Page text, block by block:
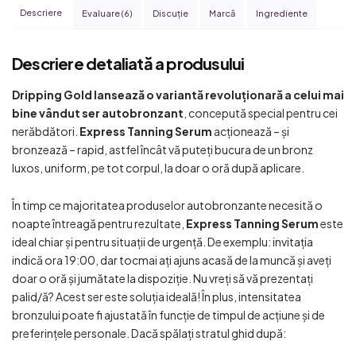
Descriere Evaluare (6) Discuţie Marcă Ingrediente
Descriere detaliată a produsului
Dripping Gold lansează o variantă revoluționară a celui mai
bine vândut ser autobronzant , concepută special pentru cei
nerăbdători. Express Tanning Serum acționează – și
bronzează – rapid, astfel încât vă puteți bucura de un bronz
luxos, uniform, pe tot corpul, la doar o oră după aplicare.
În timp ce majoritatea produselor autobronzante necesită o
noapte întreagă pentru rezultate, Express Tanning Serumeste
ideal chiar și pentru situații de urgență. De exemplu: invitația
indică ora 19:00, dar tocmai ați ajuns acasă de la muncă și aveți
doar o oră și jumătate la dispoziție. Nu vreți să vă prezentați
palid/ă? Acest ser este soluția ideală! În plus, intensitatea
bronzului poate fi ajustată în funcție de timpul de acțiune și de
preferințele personale. Dacă spălați stratul ghid după: